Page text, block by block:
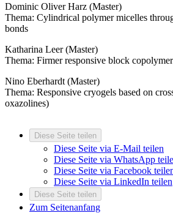
Dominic Oliver Harz (Master)
Thema: Cylindrical polymer micelles
bonds
Katharina Leer (Master)
Thema: Firmer responsive block
Nino Eberhardt (Master)
Thema: Responsive cryogels based on
oxazolines)
Diese Seite teilen
Diese Seite via E-Mail teilen
Diese Seite via WhatsApp
Diese Seite via Facebook
Diese Seite via LinkedIn teilen
Diese Seite teilen
Zum Seitenanfang